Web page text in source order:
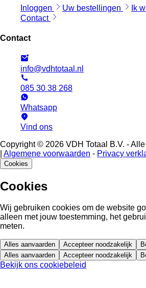
Inloggen Uw bestellingen
Ik
Contact
Contact
info@vdhtotaal.nl
085 30 38 268
Whatsapp
Vind ons
Copyright © 2026 VDH Totaal B.V. -
Algemene voorwaarden - Privacy
Cookies
Cookies
Wij gebruiken cookies om de website
alleen met jouw toestemming, het
meten.
Alles aanvaarden Accepteer noodzakelijk
Alles aanvaarden
Accepteer noodzakelijk
Bekijk ons cookiebeleid